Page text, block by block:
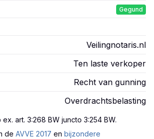
Gegund
Veilingnotaris.nl
Ten laste verkoper
Recht van gunning
Overdrachtsbelasting
art. 3:268 BW juncto 3:254 BW.
de AVVE 2017 en bijzondere